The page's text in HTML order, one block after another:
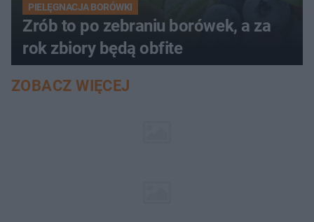
PIELĘGNACJA BORÓWKI
Zrób to po zebraniu borówek, a za
rok zbiory będą obfite
ZOBACZ WIĘCEJ